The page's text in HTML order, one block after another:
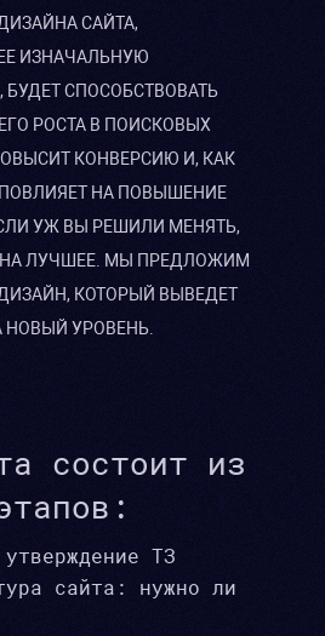
САЙТА,
ИЗНАЧАЛЬНУЮ
СПОСОБСТВОВАТЬ
РОСТА В ПОИСКОВЫХ
КОНВЕРСИЮ И, КАК
НА ПОВЫШЕНИЕ
УЖ ВЫ РЕШИЛИ МЕНЯТЬ,
НА ЛУЧШЕЕ. МЫ ПРЕДЛОЖИМ
КОТОРЫЙ ВЫВЕДЕТ
НОВЫЙ УРОВЕНЬ.
состоит из
ТЗ
сайта: нужно ли